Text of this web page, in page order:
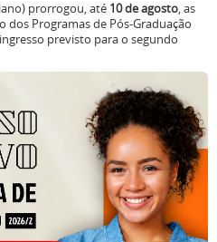
prorrogou, até 10 de agosto, as
dos Programas de Pós-Graduação
previsto para o segundo